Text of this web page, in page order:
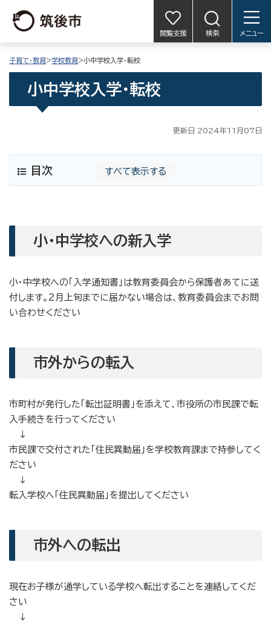
閲覧支援 検索 メニュー
子育て・教育>学校教育>小中学校入学・転校
小中学校入学・転校
更新日 2024年11月07日
目次 すべて表示する
小・中学校への新入学
小・中学校への「入学通知書」は教育委員会から保護者あてに送
付します。2月上旬までに届かない場合は、教育委員会までお問
い合わせください
市外からの転入
市町村が発行した「転出証明書」を添えて、市役所の市民課で転
入手続きを行ってください
↓
市民課で交付された「住民異動届」を学校教育課まで持参してく
ださい
↓
転入学校へ「住民異動届」を提出してください
市外への転出
現在お子様が通学している学校へ転出することを連絡してくだ
さい
↓